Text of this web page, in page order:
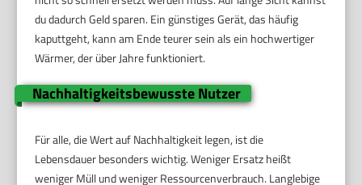
du dadurch Geld sparen. Ein günstiges Gerät, das häufig
kaputtgeht, kann am Ende teurer sein als ein hochwertiger
Wärmer, der über Jahre funktioniert.
Nachhaltigkeitsbewusste Nutzer
Für alle, die Wert auf Nachhaltigkeit legen, ist die
Lebensdauer besonders wichtig. Weniger Ersatz heißt
weniger Müll und weniger Ressourcenverbrauch. Langlebige